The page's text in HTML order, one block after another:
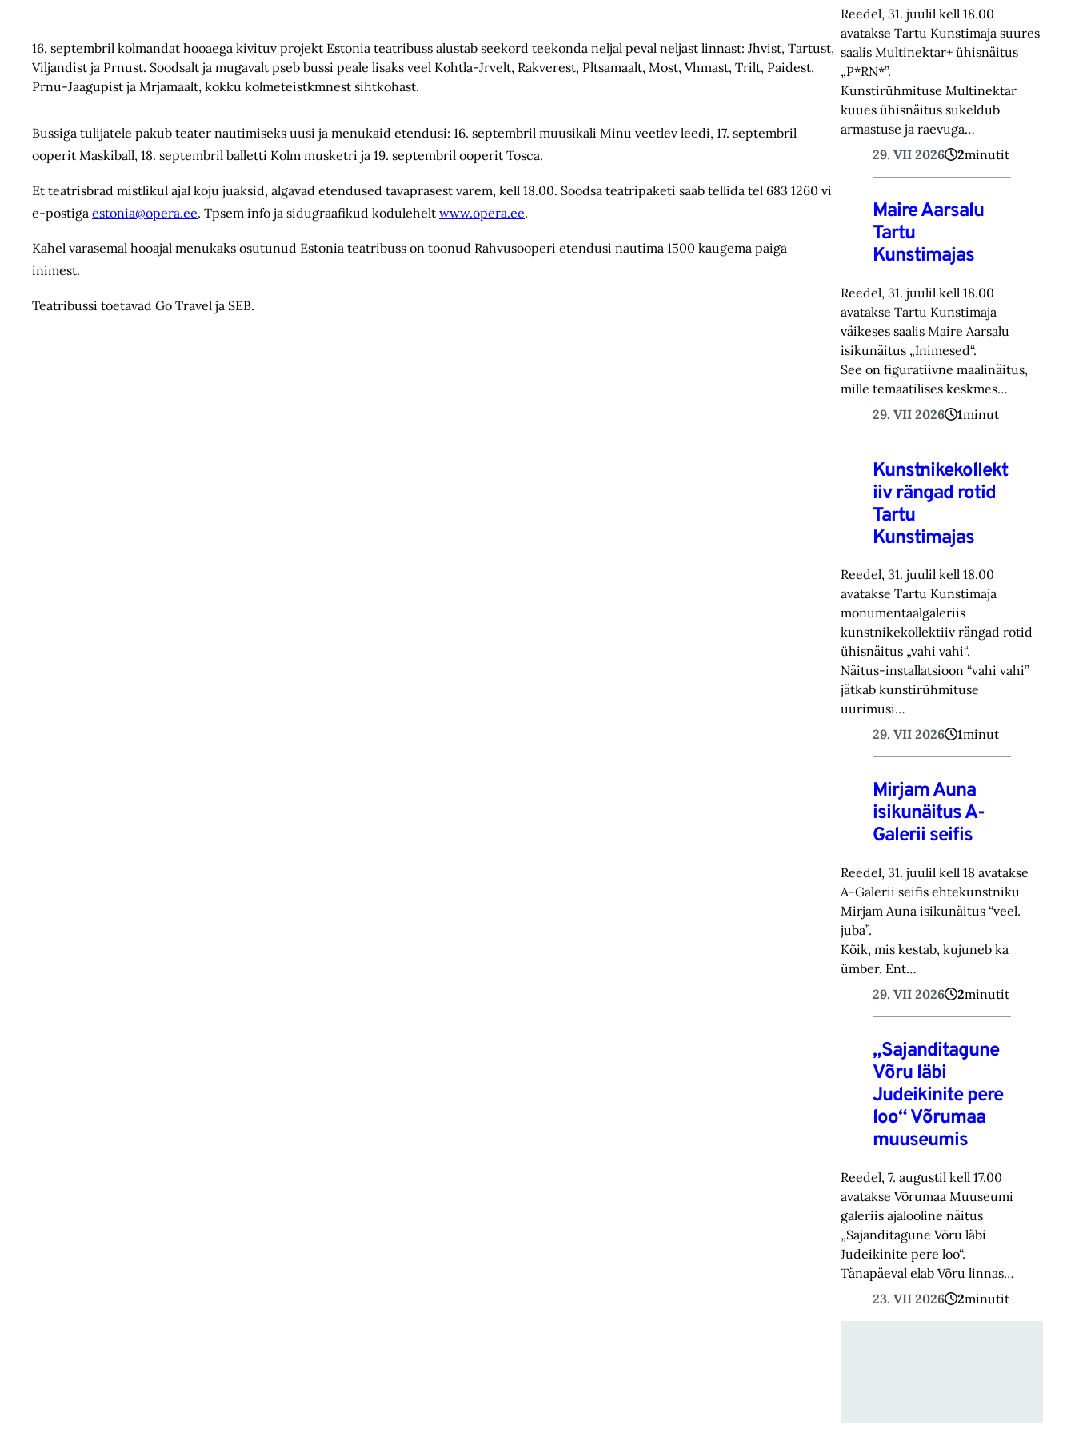
16. septembril kolmandat hooaega kivituv projekt Estonia teatribuss alustab seekord teekonda neljal peval neljast linnast: Jhvist, Tartust,
Viljandist ja Prnust. Soodsalt ja mugavalt pseb bussi peale lisaks veel Kohtla-Jrvelt, Rakverest, Pltsamaalt, Most, Vhmast, Trilt, Paidest,
Prnu-Jaagupist ja Mrjamaalt, kokku kolmeteistkmnest sihtkohast.
Bussiga tulijatele pakub teater nautimiseks uusi ja menukaid etendusi: 16. septembril muusikali Minu veetlev leedi, 17. septembril
ooperit Maskiball, 18. septembril balletti Kolm musketri ja 19. septembril ooperit Tosca.
Et teatrisbrad mistlikul ajal koju juaksid, algavad etendused tavaprasest varem, kell 18.00. Soodsa teatripaketi saab tellida tel 683 1260 vi
e-postiga estonia@opera.ee. Tpsem info ja sidugraafikud kodulehelt www.opera.ee.
Kahel varasemal hooajal menukaks osutunud Estonia teatribuss on toonud Rahvusooperi etendusi nautima 1500 kaugema paiga
inimest.
Teatribussi toetavad Go Travel ja SEB.
Reedel, 31. juulil kell 18.00
avatakse Tartu Kunstimaja suures
saalis Multinektar+ ühisnäitus
„P*RN*”.
Kunstirühmituse Multinektar
kuues ühisnäitus sukeldub
armastuse ja raevuga…
29. VII 2026
2minutit
Maire Aarsalu
Tartu
Kunstimajas
Reedel, 31. juulil kell 18.00
avatakse Tartu Kunstimaja
väikeses saalis Maire Aarsalu
isikunäitus „Inimesed“.
See on figuratiivne maalinäitus,
mille temaatilises keskmes…
29. VII 2026
1minut
Kunstnikekollekt
iiv rängad rotid
Tartu
Kunstimajas
Reedel, 31. juulil kell 18.00
avatakse Tartu Kunstimaja
monumentaalgaleriis
kunstnikekollektiiv rängad rotid
ühisnäitus „vahi vahi“.
Näitus-installatsioon “vahi vahi”
jätkab kunstirühmituse
uurimusi…
29. VII 2026
1minut
Mirjam Auna
isikunäitus A-
Galerii seifis
Reedel, 31. juulil kell 18 avatakse
A-Galerii seifis ehtekunstniku
Mirjam Auna isikunäitus “veel.
juba”.
Kõik, mis kestab, kujuneb ka
ümber. Ent…
29. VII 2026
2minutit
„Sajanditagune
Võru läbi
Judeikinite pere
loo“ Võrumaa
muuseumis
Reedel, 7. augustil kell 17.00
avatakse Võrumaa Muuseumi
galeriis ajalooline näitus
„Sajanditagune Võru läbi
Judeikinite pere loo“.
Tänapäeval elab Võru linnas…
23. VII 2026
2minutit